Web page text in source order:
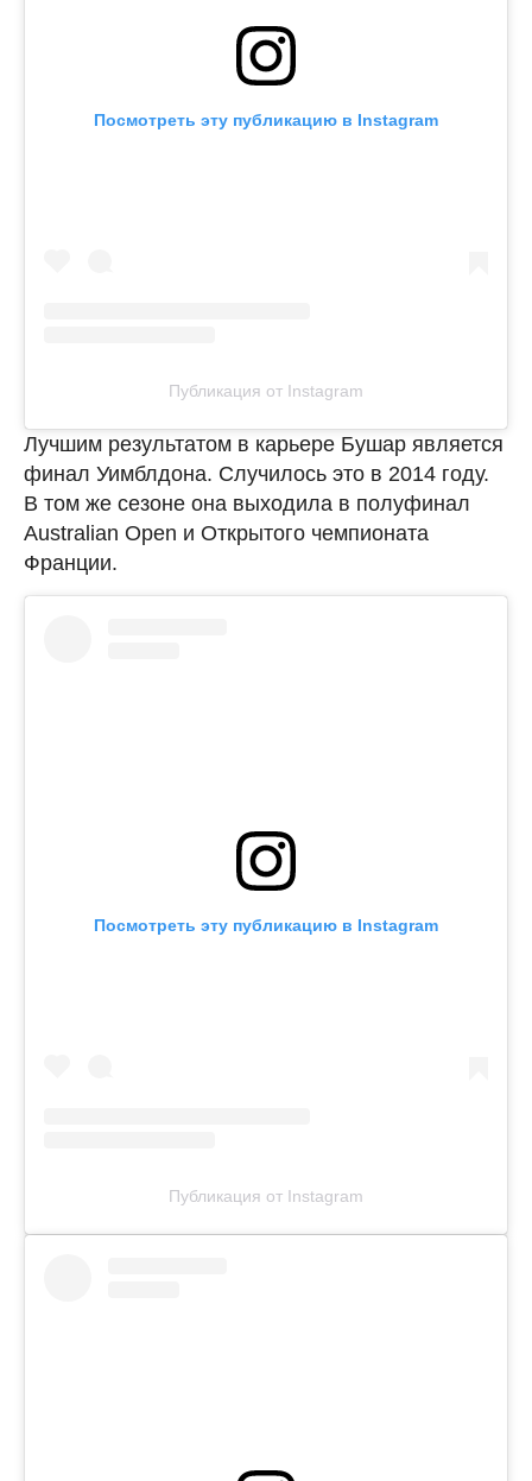
Посмотреть эту публикацию в Instagram
Публикация от Instagram
Лучшим результатом в карьере Бушар является
финал Уимблдона. Случилось это в 2014 году.
В том же сезоне она выходила в полуфинал
Australian Open и Открытого чемпионата
Франции.
Посмотреть эту публикацию в Instagram
Публикация от Instagram